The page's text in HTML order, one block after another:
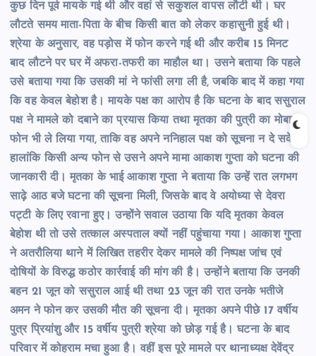
कुछ दिन पूर्व मायके गई थी और वहां से सकुशल वापस लौटी थी। घर
लौटते समय माता-पिता के बीच किसी बात को लेकर कहासुनी हुई थी।
श्रेया के अनुसार, वह पड़ोस में फोन करने गई थी और करीब 15 मिनट
बाद लौटने पर घर में अफरा-तफरी का माहौल था। उसने बताया कि पहले
उसे बताया गया कि उसकी मां ने फांसी लगा ली है, जबकि बाद में कहा गया
कि वह केवल बेहोश है। मायके पक्ष का आरोप है कि घटना के बाद ससुराल
पक्ष ने मामले को दबाने का प्रयास किया तथा मृतका की पुत्री का मोबाइल
फोन भी ले लिया गया, ताकि वह अपने ननिहाल पक्ष को सूचना न दे सके।
हालांकि किसी अन्य फोन से उसने अपने मामा आकाश गुप्ता को घटना की
जानकारी दी। मृतका के भाई आकाश गुप्ता ने बताया कि उन्हें रात लगभग
साढ़े आठ बजे घटना की सूचना मिली, जिसके बाद वे अयोध्या से देवरा
पट्टी के लिए रवाना हुए। उन्होंने सवाल उठाया कि यदि मृतका केवल
बेहोश थी तो उसे तत्काल अस्पताल क्यों नहीं पहुंचाया गया। आकाश गुप्ता
ने अतरौलिया थाने में लिखित तहरीर देकर मामले की निष्पक्ष जांच एवं
दोषियों के विरुद्ध कठोर कार्रवाई की मांग की है। उन्होंने बताया कि उनकी
बहन 21 जून को ससुराल आई थी तथा 23 जून की रात उनके भतीजे
अमन ने फोन कर उसकी मौत की सूचना दी। मृतका अपने पीछे 17 वर्षीय
पुत्र प्रियांशु और 15 वर्षीय पुत्री श्रेया को छोड़ गई है। घटना के बाद
परिवार में कोहराम मचा हुआ है। वहीं इस पूरे मामले पर थानाध्यक्ष देवेंद्र